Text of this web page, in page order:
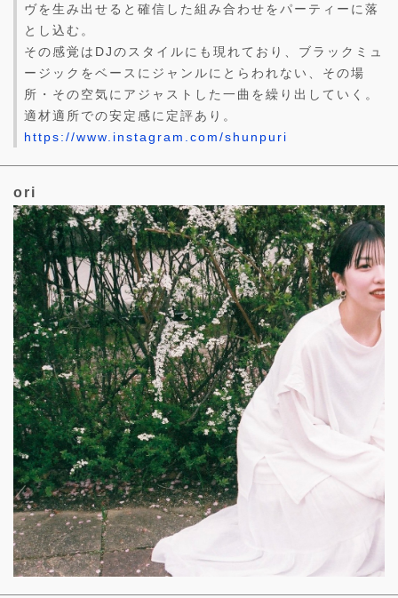
ヴを生み出せると確信した組み合わせをパーティーに落
とし込む。
その感覚はDJのスタイルにも現れており、ブラックミュ
ージックをベースにジャンルにとらわれない、その場
所・その空気にアジャストした一曲を繰り出していく。
適材適所での安定感に定評あり。
https://www.instagram.com/shunpuri
ori